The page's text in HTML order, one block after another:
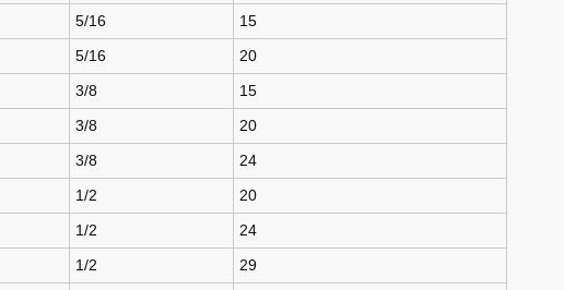
5/16
15
5/16
20
3/8
15
3/8
20
3/8
24
1/2
20
1/2
24
1/2
29